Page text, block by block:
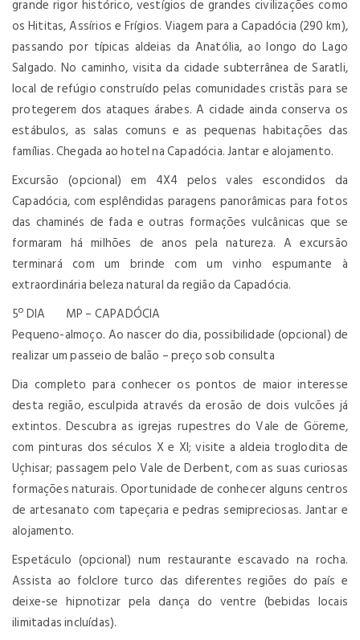
grande rigor histórico, vestígios de grandes civilizações como
os Hititas, Assírios e Frígios. Viagem para a Capadócia (290 km),
passando por típicas aldeias da Anatólia, ao longo do Lago
Salgado. No caminho, visita da cidade subterrânea de Saratli,
local de refúgio construído pelas comunidades cristãs para se
protegerem dos ataques árabes. A cidade ainda conserva os
estábulos, as salas comuns e as pequenas habitações das
famílias. Chegada ao hotel na Capadócia. Jantar e alojamento.
Excursão (opcional) em 4X4 pelos vales escondidos da
Capadócia, com esplêndidas paragens panorâmicas para fotos
das chaminés de fada e outras formações vulcânicas que se
formaram há milhões de anos pela natureza. A excursão
terminará com um brinde com um vinho espumante à
extraordinária beleza natural da região da Capadócia.
5º DIA MP – CAPADÓCIA
Pequeno-almoço. Ao nascer do dia, possibilidade (opcional) de
realizar um passeio de balão – preço sob consulta
Dia completo para conhecer os pontos de maior interesse
desta região, esculpida através da erosão de dois vulcões já
extintos. Descubra as igrejas rupestres do Vale de Göreme,
com pinturas dos séculos X e XI; visite a aldeia troglodita de
Uçhisar; passagem pelo Vale de Derbent, com as suas curiosas
formações naturais. Oportunidade de conhecer alguns centros
de artesanato com tapeçaria e pedras semipreciosas. Jantar e
alojamento.
Espetáculo (opcional) num restaurante escavado na rocha.
Assista ao folclore turco das diferentes regiões do país e
deixe-se hipnotizar pela dança do ventre (bebidas locais
ilimitadas incluídas).